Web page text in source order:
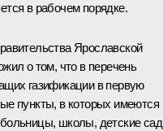
в рабочем порядке.
Ярославской
о том, что в перечень
газификации в первую
пункты, в которых имеются
школы, детские